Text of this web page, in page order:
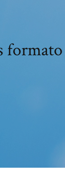
formato